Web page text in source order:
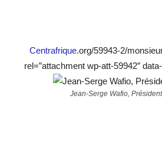
Centrafrique.org/59943-2/
rel=”attachment wp-att-59942″
Jean-Serge Wafio,